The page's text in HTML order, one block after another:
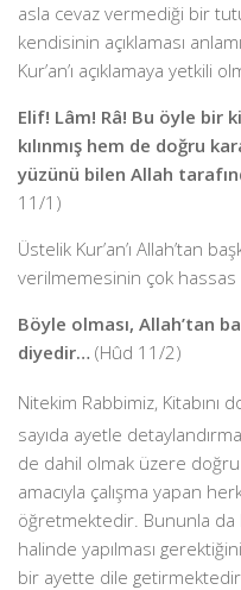
asla cevaz vermediği bir
kendisinin açıklaması
Kur’an’ı açıklamaya yetkili
Elif! Lâm! Râ! Bu öyle bir
kılınmış hem de doğru
yüzünü bilen Allah
11/1)
Üstelik Kur’an’ı Allah’tan
verilmemesinin çok hassas
Böyle olması, Allah’tan
diyedir… (Hûd 11/2)
Nitekim Rabbimiz, Kitabını
sayıda ayetle
de dahil olmak üzere
amacıyla çalışma yapan
öğretmektedir. Bununla da
halinde yapılması
bir ayette dile